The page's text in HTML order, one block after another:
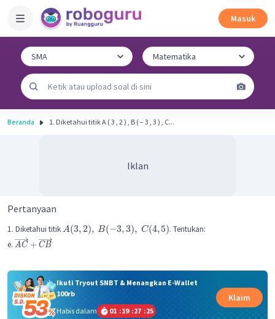
Masuk
Beranda 1. Diketahui titik A ( 3 , 2 ) , B ( − 3 , 3 ) , C...
Iklan
Pertanyaan
1. Diketahui titikA(3,2), B(−3,3), C(4,5). Tentukan:
e. AC + CB
Ikuti Tryout SNBT & Menangkan E-Wallet
100rb
Habis dalam
01 :19 :27 :24
Klaim